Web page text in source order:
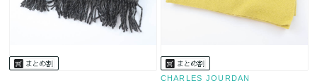
CHARLES JOURDAN